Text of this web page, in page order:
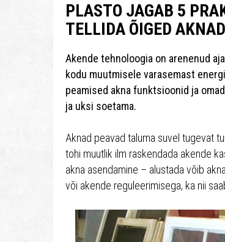
PLASTO JAGAB 5
TELLIDA ÕIGED AKNAD
Akende tehnoloogia on arenenud
kodu muutmisele varasemast
peamised akna funktsioonid ja
ja uksi soetama.
Aknad peavad taluma suvel tugevat
tohi muutlik ilm raskendada akende
akna asendamine – alustada võib
või akende reguleerimisega, ka nii